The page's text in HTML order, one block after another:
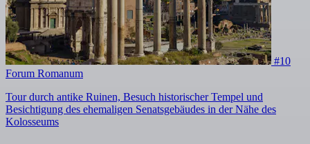
#10
Forum Romanum
Tour durch antike Ruinen, Besuch historischer Tempel und
Besichtigung des ehemaligen Senatsgebäudes in der Nähe des
Kolosseums